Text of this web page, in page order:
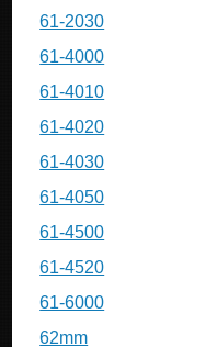
61-2030
61-4000
61-4010
61-4020
61-4030
61-4050
61-4500
61-4520
61-6000
62mm